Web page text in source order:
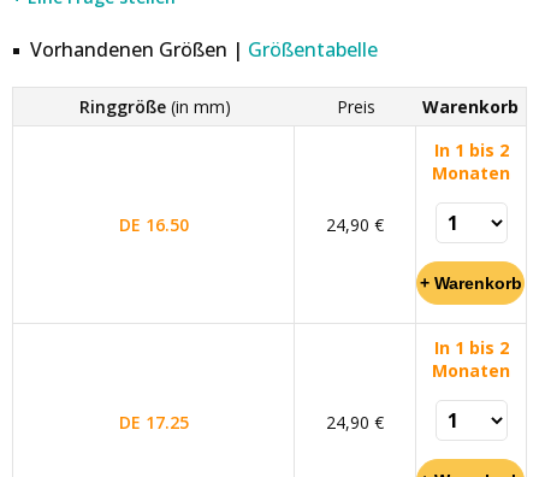
Vorhandenen Größen | Größentabelle
Ringgröße(in mm) Preis Warenkorb
DE 16.50 24,90 €
In 1 bis 2
Monaten
DE 17.25 24,90 €
In 1 bis 2
Monaten